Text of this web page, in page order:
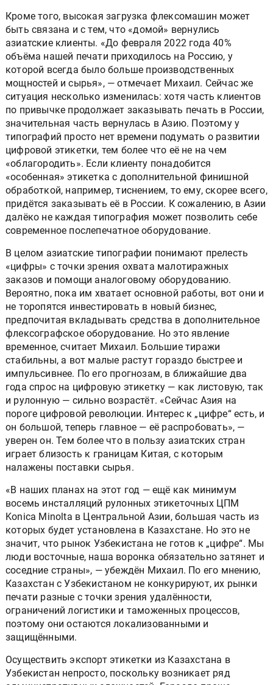
Кроме того, высокая загрузка флексомашин может
быть связана и с тем, что «домой» вернулись
азиатские клиенты. «До февраля 2022 года 40%
объёма нашей печати приходилось на Россию, у
которой всегда было больше производственных
мощностей и сырья», — отмечает Михаил. Сейчас же
ситуация несколько изменилась: хотя часть клиентов
по привычке продолжает заказывать печать в России,
значительная часть вернулась в Азию. Поэтому у
типографий просто нет времени подумать о развитии
цифровой этикетки, тем более что её не на чем
«облагородить». Если клиенту понадобится
«особенная» этикетка с дополнительной финишной
обработкой, например, тиснением, то ему, скорее всего,
придётся заказывать её в России. К сожалению, в Азии
далёко не каждая типография может позволить себе
современное послепечатное оборудование.
В целом азиатские типографии понимают прелесть
«цифры» с точки зрения охвата малотиражных
заказов и помощи аналоговому оборудованию.
Вероятно, пока им хватает основной работы, вот они и
не торопятся инвестировать в новый бизнес,
предпочитая вкладывать средства в дополнительное
флексографское оборудование. Но это явление
временное, считает Михаил. Большие тиражи
стабильны, а вот малые растут гораздо быстрее и
импульсивнее. По его прогнозам, в ближайшие два
года спрос на цифровую этикетку — как листовую, так
и рулонную — сильно возрастёт. «Сейчас Азия на
пороге цифровой революции. Интерес к „цифре“ есть, и
он большой, теперь главное — её распробовать», —
уверен он. Тем более что в пользу азиатских стран
играет близость к границам Китая, с которым
налажены поставки сырья.
«В наших планах на этот год — ещё как минимум
восемь инсталляций рулонных этикеточных ЦПМ
Konica Minolta в Центральной Азии, большая часть из
которых будет установлена в Казахстане. Но это не
значит, что рынок Узбекистана не готов к „цифре“. Мы
люди восточные, наша воронка обязательно затянет и
соседние страны», — убеждён Михаил. По его мнению,
Казахстан с Узбекистаном не конкурируют, их рынки
печати разные с точки зрения удалённости,
ограничений логистики и таможенных процессов,
поэтому они остаются локализованными и
защищёнными.
Осуществить экспорт этикетки из Казахстана в
Узбекистан непросто, поскольку возникает ряд